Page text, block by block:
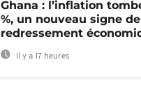
Ghana : l’inflation
%, un nouveau signe de
redressement
Il y a 17 heures